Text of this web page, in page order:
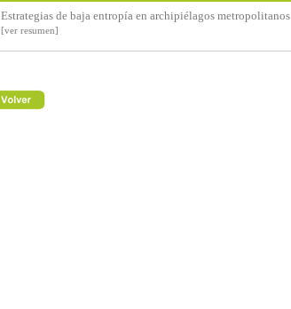
Estrategias de baja entropía en archipiélagos metropolitanos
[ver resumen]